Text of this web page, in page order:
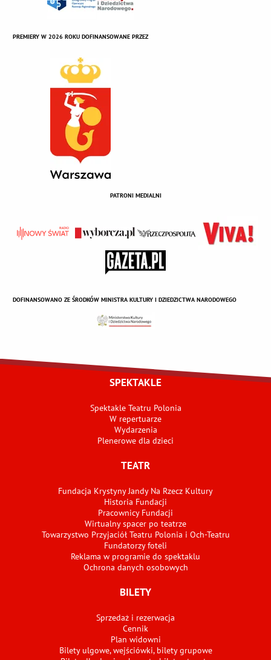
PREMIERY W 2026 ROKU DOFINANSOWANE PRZEZ
PATRONI MEDIALNI
DOFINANSOWANO ZE ŚRODKÓW MINISTRA KULTURY I DZIEDZICTWA NARODOWEGO
SPEKTAKLE
Spektakle Teatru Polonia
W repertuarze
Wydarzenia
Plenerowe dla dzieci
TEATR
Fundacja Krystyny Jandy Na Rzecz Kultury
Historia Fundacji
Pracownicy Fundacji
Wirtualny spacer po teatrze
Towarzystwo Przyjaciół Teatru Polonia i Och-Teatru
Fundatorzy foteli
Reklama w programie do spektaklu
Ochrona danych osobowych
BILETY
Sprzedaż i rezerwacja
Cennik
Plan widowni
Bilety ulgowe, wejściówki, bilety grupowe